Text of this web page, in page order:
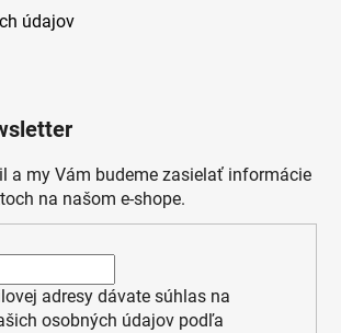
údajov
a my Vám budeme zasielať informácie
na našom e-shope.
adresy dávate súhlas na
osobných údajov podľa